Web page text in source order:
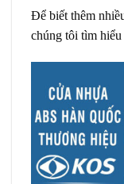
Để biết thêm
chúng tôi tìm